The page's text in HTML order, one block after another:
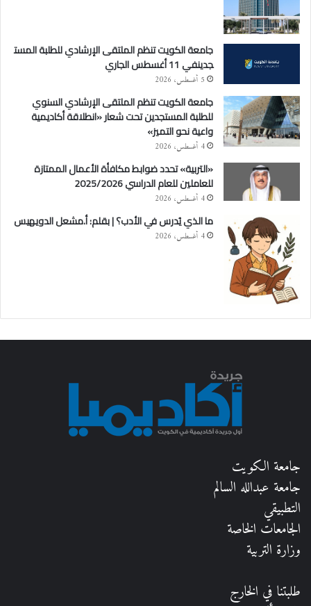
جامعة الكويت تنظم الملتقى الإرشادي للطلبة المست
جدينفي 11 أغسطس الجاري
5 أغسطس، 2026
جامعة الكويت تنظم الملتقى الإرشادي السنوي
للطلبة المستجدين تحت شعار «انطلاقة أكاديمية
واعية نحو التميز»
4 أغسطس، 2026
«التربية» تحدد ضوابط مكافأة الأعمال الممتازة
للعاملين للعام الدراسي 2025/2026
4 أغسطس، 2026
ما الذي يُدرس في الأدب؟ | بقلم: أ.مشعل الدويهيس
4 أغسطس، 2026
جامعة الكويت
جامعة عبدالله السالم
التطبيقي
الجامعات الخاصة
وزارة التربية
طلبتنا في الخارج